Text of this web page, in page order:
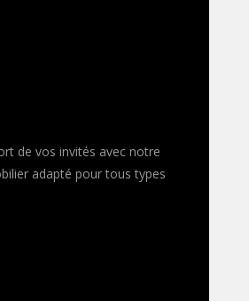
de vos invités avec notre
adapté pour tous types